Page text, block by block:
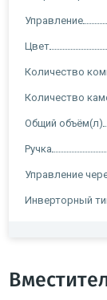
Управление
Цвет
Количество
Количество
Общий объём(л)
Ручка
Управление
Инверторный